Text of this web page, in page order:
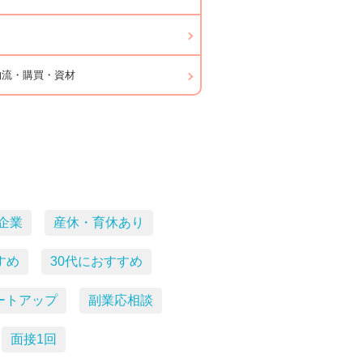
・購買・資材
業 産休・育休あり
め 30代におすすめ
トアップ 副業応相談
面接1回